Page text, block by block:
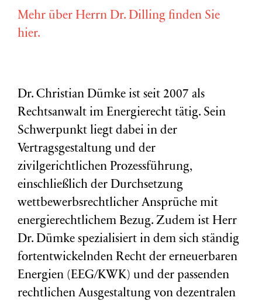
Mehr über Herrn Dr. Dilling finden Sie
hier.
Dr. Christian Dümke ist seit 2007 als
Rechtsanwalt im Energierecht tätig. Sein
Schwerpunkt liegt dabei in der
Vertragsgestaltung und der
zivilgerichtlichen Prozessführung,
einschließlich der Durchsetzung
wettbewerbsrechtlicher Ansprüche mit
energierechtlichem Bezug. Zudem ist Herr
Dr. Dümke spezialisiert in dem sich ständig
fortentwickelnden Recht der erneuerbaren
Energien (EEG/KWK) und der passenden
rechtlichen Ausgestaltung von dezentralen